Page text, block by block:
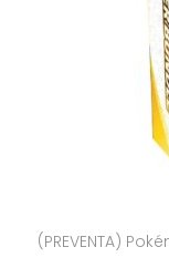
(PREVENTA)